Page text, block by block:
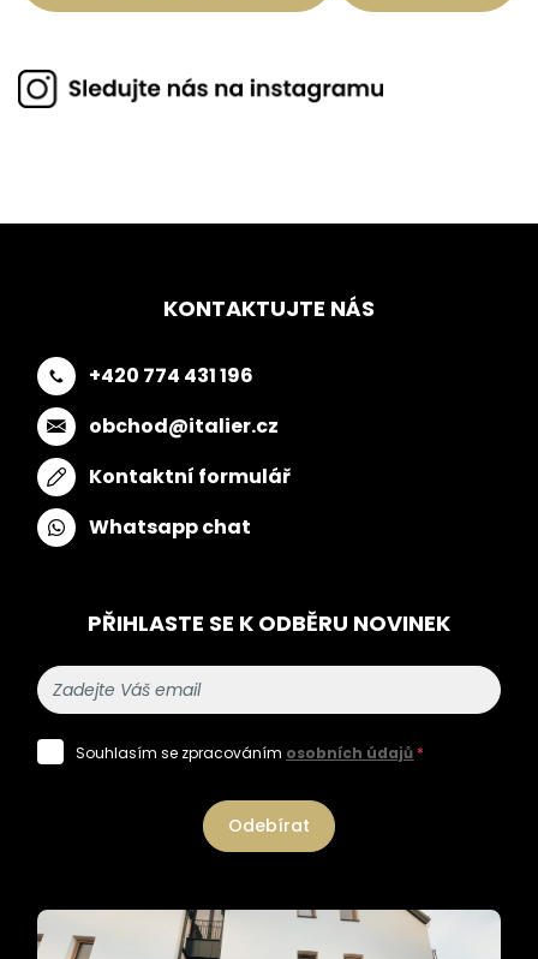
KONTAKTUJTE NÁS
+420 774 431 196
obchod@italier.cz
Kontaktní formulář
Whatsapp chat
PŘIHLASTE SE K ODBĚRU NOVINEK
Souhlasím se zpracováním osobních údajů *
Odebírat